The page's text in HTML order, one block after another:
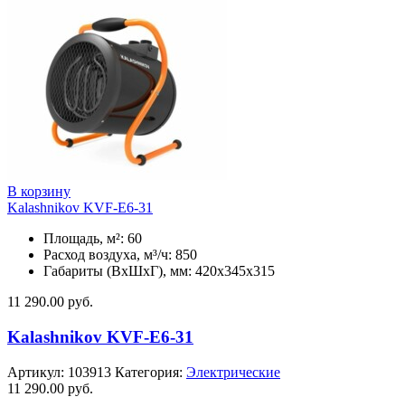
В корзину
Kalashnikov KVF-E6-31
Площадь, м²: 60
Расход воздуха, м³/ч: 850
Габариты (ВхШхГ), мм: 420x345x315
11 290.00 руб.
Kalashnikov KVF-E6-31
Артикул: 103913 Категория: Электрические
11 290.00 руб.